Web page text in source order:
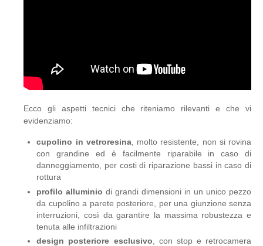
Ecco gli aspetti tecnici che riteniamo rilevanti e che vi
evidenziamo:
cupolino in vetroresina, molto resistente, non si rovina
con grandine ed è facilmente riparabile in caso di
danneggiamento, per costi di riparazione bassi in caso di
rottura
profilo alluminio di grandi dimensioni in un unico pezzo
da cupolino a parete posteriore, per una giunzione senza
interruzioni, così da garantire la massima robustezza e
tenuta alle infiltrazioni
design posteriore esclusivo , con stop e retrocamera